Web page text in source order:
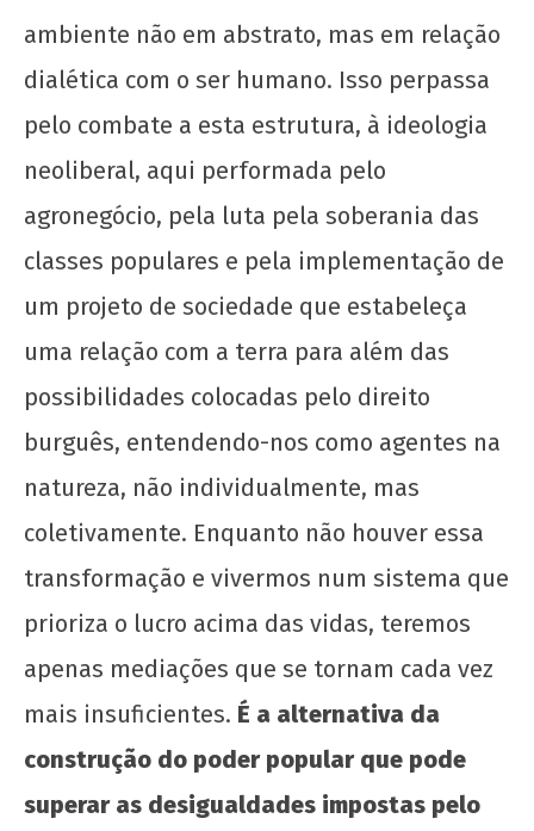
ambiente não em abstrato, mas em relação
dialética com o ser humano. Isso perpassa
pelo combate a esta estrutura, à ideologia
neoliberal, aqui performada pelo
agronegócio, pela luta pela soberania das
classes populares e pela implementação de
um projeto de sociedade que estabeleça
uma relação com a terra para além das
possibilidades colocadas pelo direito
burguês, entendendo-nos como agentes na
natureza, não individualmente, mas
coletivamente. Enquanto não houver essa
transformação e vivermos num sistema que
prioriza o lucro acima das vidas, teremos
apenas mediações que se tornam cada vez
mais insuficientes. É a alternativa da
construção do poder popular que pode
superar as desigualdades impostas pelo